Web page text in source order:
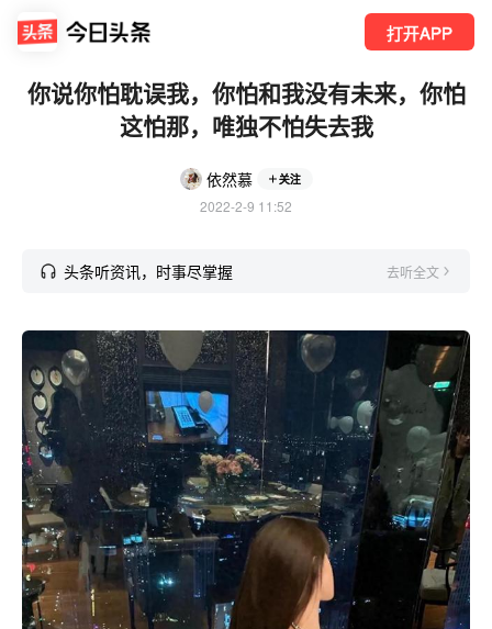
打开APP
你说你怕耽误我，你怕和我没有未来，你怕
这怕那，唯独不怕失去我
依然慕 关注
2022-2-9 11:52
头条听资讯，时事尽掌握 去听全文